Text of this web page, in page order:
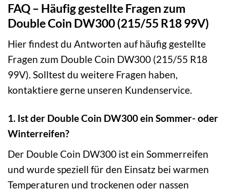
FAQ – Häufig gestellte Fragen zum
Double Coin DW300 (215/55 R18 99V)
Hier findest du Antworten auf häufig gestellte
Fragen zum Double Coin DW300 (215/55 R18
99V). Solltest du weitere Fragen haben,
kontaktiere gerne unseren Kundenservice.
1. Ist der Double Coin DW300 ein Sommer- oder
Winterreifen?
Der Double Coin DW300 ist ein Sommerreifen
und wurde speziell für den Einsatz bei warmen
Temperaturen und trockenen oder nassen